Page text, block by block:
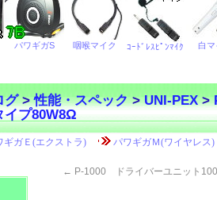
グ>性能・スペック>UNI-PEX>
イプ80W8Ω
← P-1000 ドライバーユニット